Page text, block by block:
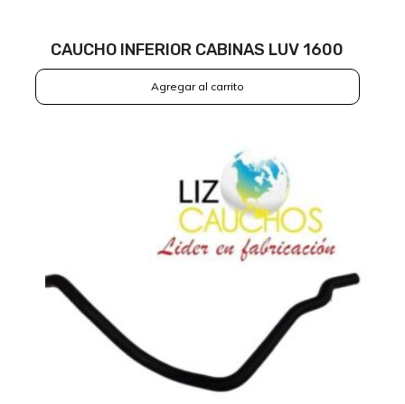
CAUCHO INFERIOR CABINAS LUV 1600
Agregar al carrito